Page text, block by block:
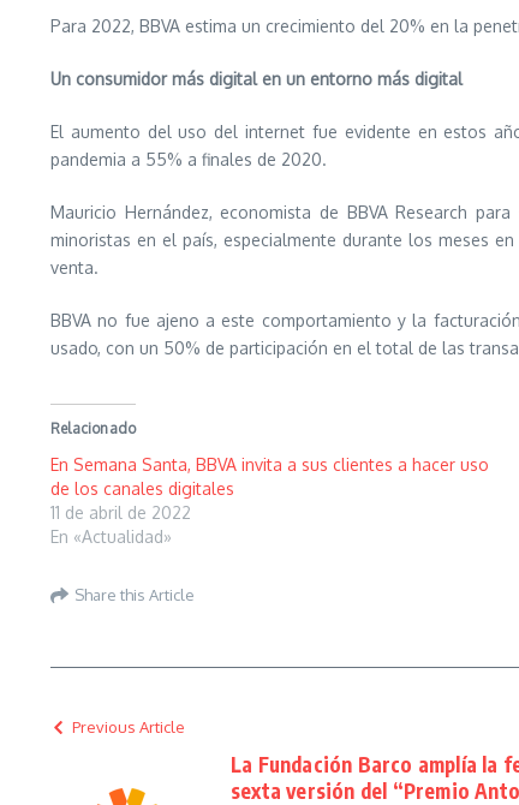
Para 2022, BBVA estima un crecimiento del 20% en la
Un consumidor más digital en un entorno más digital
El aumento del uso del internet fue evidente en estos
pandemia a 55% a finales de 2020.
Mauricio Hernández, economista de BBVA Research
minoristas en el país, especialmente durante los meses
venta.
BBVA no fue ajeno a este comportamiento y la
usado, con un 50% de participación en el total de las
Relacionado
En Semana Santa, BBVA invita a sus clientes a hacer uso
de los canales digitales
11 de abril de 2022
En «Actualidad»
Share this Article
Previous Article
La Fundación Barco amplía la
sexta versión del “Premio